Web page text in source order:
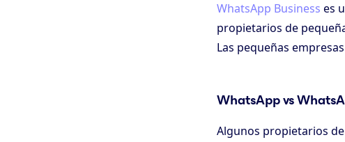
WhatsApp Business es
propietarios de
Las pequeñas
WhatsApp vs
Algunos propietarios